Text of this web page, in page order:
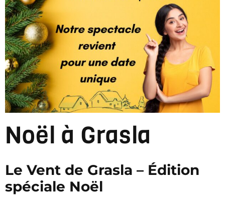
Noël à Grasla
Le Vent de Grasla – Édition
spéciale Noël